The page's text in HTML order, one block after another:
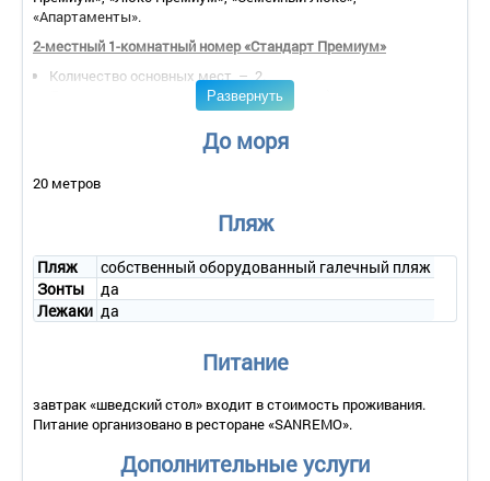
«Апартаменты».
2-местный 1-комнатный номер «Стандарт Премиум»
Количество основных мест – 2.
Дополнительное место – 2 (доп. кровать).
Мебель – 2-спальная кровать или две 1-спальные кровати,
комод.
Оборудование – телефон, телевизор со спутниковым
телевидением, мини-бар, сейф, кондиционер, утюг,
холодильник, кофемашина, электрочайник.
Покрытие пола – ламинат.
Санузел – ванна или душевая кабина, фен, халат, тапочки,
набор банных принадлежностей, комплект полотенец.
- уборка номера – ежедневно;
- смена полотенец – ежедневно.
Количество основных мест – 2.
Развернуть
До моря
20 метров
Пляж
Пляж
собственный оборудованный галечный пляж
Зонты
да
Лежаки да
Питание
завтрак «шведский стол» входит в стоимость проживания.
Питание организовано в ресторане «SANREMO».
Дополнительные услуги